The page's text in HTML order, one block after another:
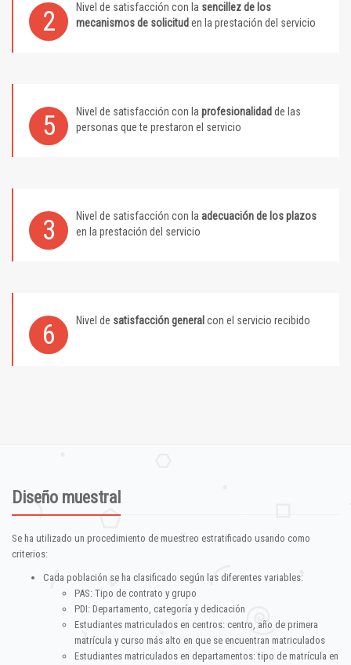
2 Nivel de satisfacción con la sencillez de los
mecanismos de solicitud en la prestación del servicio
5 Nivel de satisfacción con la profesionalidad de las
personas que te prestaron el servicio
3 Nivel de satisfacción con la adecuación de los plazos
en la prestación del servicio
6 Nivel de satisfacción general con el servicio recibido
Diseño muestral
Se ha utilizado un procedimiento de muestreo estratificado usando como
criterios:
Cada población se ha clasificado según las diferentes variables:
PAS: Tipo de contrato y grupo
PDI: Departamento, categoría y dedicación
Estudiantes matriculados en centros: centro, año de primera
matrícula y curso más alto en que se encuentran matriculados
Estudiantes matriculados en departamentos: tipo de matrícula en